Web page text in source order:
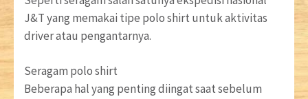
J&T yang memakai tipe polo shirt untuk aktivitas
driver atau pengantarnya.
Seragam polo shirt
Beberapa hal yang penting diingat saat sebelum